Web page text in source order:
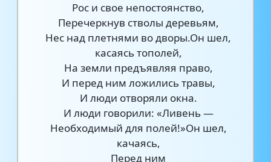
Рос и свое непостоянство,
Перечеркнув стволы деревьям,
Нес над плетнями во дворы.Он шел,
касаясь тополей,
На земли предъявляя право,
И перед ним ложились травы,
И люди отворяли окна.
И люди говорили: «Ливень —
Необходимый для полей!»Он шел,
качаясь,
Перед ним